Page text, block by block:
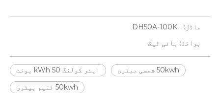
ماڈل:
DH50A-100K
برانڈ: ہائی ٹیک
ایئر کولنگ 50 kWh یونٹ
50kwh شمسی بیٹری
50kwh لتیم بیٹری